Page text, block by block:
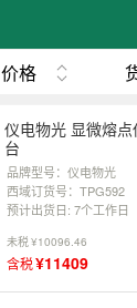
价格
仪电物光 显微熔点
台
品牌型号：仪电物光
西域订货号：TPG592
预计出货日: 7个工作日
未税¥10096.46
含税¥11409